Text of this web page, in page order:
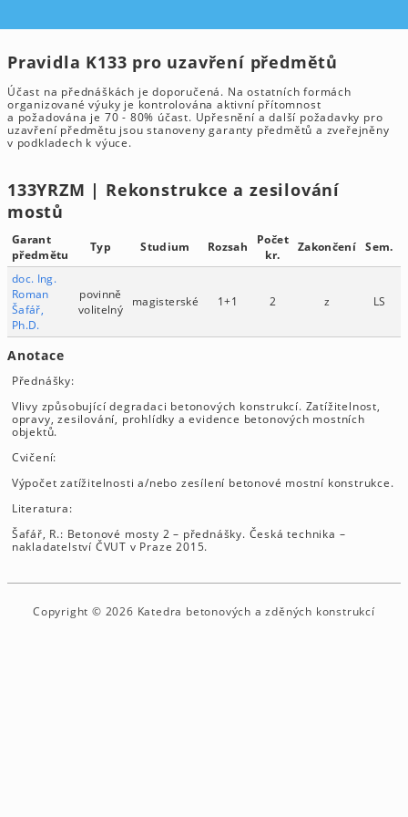
Pravidla K133 pro uzavření předmětů
Účast na přednáškách je doporučená. Na ostatních formách
organizované výuky je kontrolována aktivní přítomnost
a požadována je 70 - 80% účast. Upřesnění a další požadavky pro
uzavření předmětu jsou stanoveny garanty předmětů a zveřejněny
v podkladech k výuce.
133YRZM | Rekonstrukce a zesilování
mostů
Garant
předmětu
Typ Studium Rozsah
Počet
kr.
Zakončení Sem.
doc. Ing.
Roman
Šafář,
Ph.D.
povinně
volitelný
magisterské 1+1 2 z LS
Anotace
Přednášky:
Vlivy způsobující degradaci betonových konstrukcí. Zatížitelnost,
opravy, zesilování, prohlídky a evidence betonových mostních
objektů.
Cvičení:
Výpočet zatížitelnosti a/nebo zesílení betonové mostní konstrukce.
Literatura:
Šafář, R.: Betonové mosty 2 – přednášky. Česká technika –
nakladatelství ČVUT v Praze 2015.
Copyright © 2026 Katedra betonových a zděných konstrukcí